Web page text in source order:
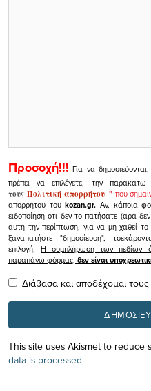
Προσοχή!!! Για να
πρέπει να επιλέγετε, την παρακάτω
τουςΠολιτική απορρήτου" που
απορρήτου τουkozan.gr. Αν, κάποια
ειδοποίηση ότι δεν το πατήσατε (αρα
αυτή την περίπτωση, για να μη χαθεί
ξαναπατήστε "δημοσίευση",
επιλογή.Η συμπλήρωση των πεδίων
παραπάνω φόρμας, δεν είναι
Διάβασα και αποδέχομαι τους
This site uses Akismet to reduce
data is processed.